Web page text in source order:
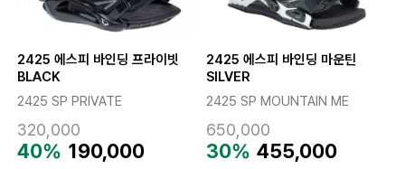
2425 에스피 바인딩 프라이빗
BLACK
2425 SP PRIVATE
320,000
40% 190,000
2425 에스피 바인딩 마운틴
SILVER
2425 SP MOUNTAIN ME
650,000
30% 455,000